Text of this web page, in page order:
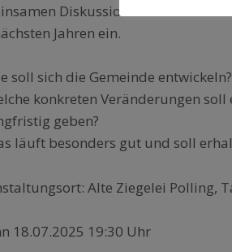
Diskussion über die
Jahren ein.
soll sich die Gemeinde entwickeln?
konkreten Veränderungen
geben?
läuft besonders gut und soll
Alte Ziegelei Polling,
18.07.2025 19:30 Uhr